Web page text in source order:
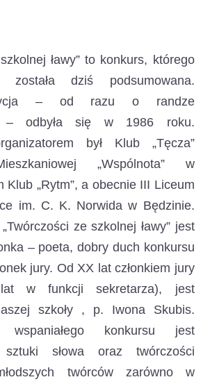
ławy” to konkurs, którego
dziś podsumowana.
– od razu o randze
– odbyła się w 1986 roku.
był Klub „Tęcza”
„Wspólnota” w
Klub „Rytm”, a obecnie III Liceum
im. C. K. Norwida w Będzinie.
ze szkolnej ławy” jest
– poeta, dobry duch konkursu
jury. Od XX lat członkiem jury
w funkcji sekretarza), jest
szkoły , p. Iwona Skubis.
konkursu jest
sztuki słowa oraz twórczości
twórców zarówno w